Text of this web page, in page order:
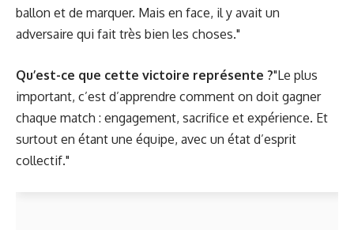
ballon et de marquer. Mais en face, il y avait un
adversaire qui fait très bien les choses."
Qu’est-ce que cette victoire représente ?"Le plus
important, c’est d’apprendre comment on doit gagner
chaque match : engagement, sacrifice et expérience. Et
surtout en étant une équipe, avec un état d’esprit
collectif."